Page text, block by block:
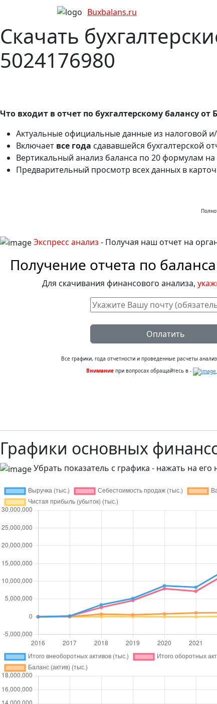
Buxbalans.ru
Скачать
5024176980
Что входит в отчет по бухгалтерскому балансу от
Актуальные официальные данные из налоговой и/
Включает все года сдававшейся бухгалтерской
Вертикальный анализ баланса по 20 формулам
Предварительный просмотр всех данных в
Экспресс анализ - Получая наш отчет на
Получение отчета по
Для скачивания финансового анализа,
Оплатить
Все графики, года отчетности и проведенные расчеты
Внимание при вопросах обращайтесь в -
Графики основных
Убрать показатель с графика - нажать на